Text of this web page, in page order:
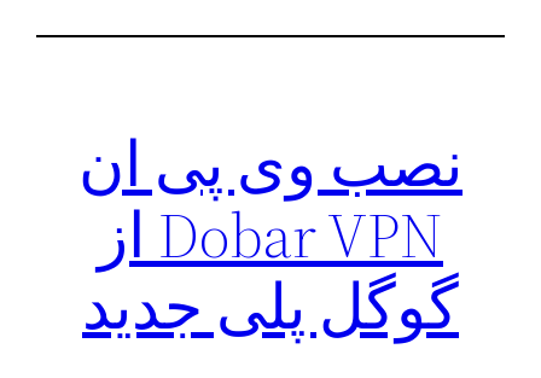
نصب وی پی ان
Dobar VPN از
گوگل پلی جدید